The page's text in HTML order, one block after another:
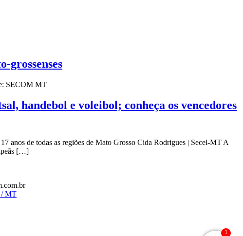
grossenses
SECOM MT
handebol e voleibol; conheça os vencedores
anos de todas as regiões de Mato Grosso Cida Rodrigues | Secel-MT A
[…]
/ MT
1